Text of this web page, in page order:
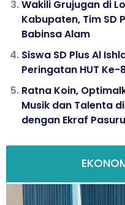
Wakili Grujugan di
Kabupaten, Tim SD
Babinsa Alam
Siswa SD Plus Al
Peringatan HUT Ke-
Ratna Koin,
Musik dan Talenta
dengan Ekraf